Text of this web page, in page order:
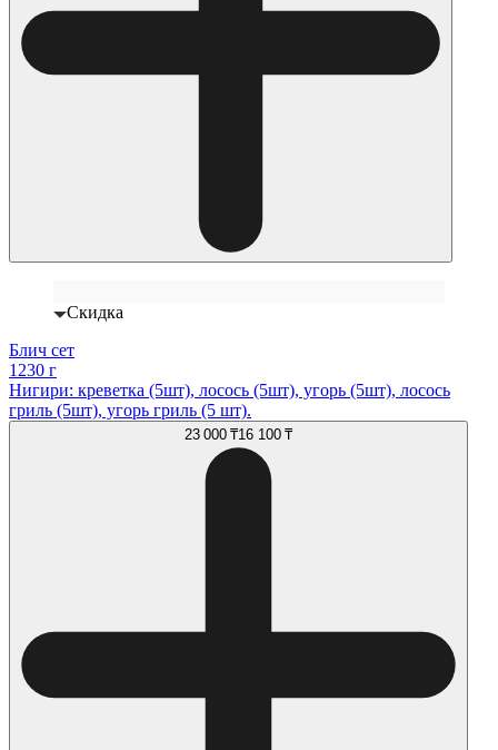
Скидка
Блич сет
1230 г
Нигири: креветка (5шт), лосось (5шт), угорь (5шт), лосось
гриль (5шт), угорь гриль (5 шт).
23 000 ₸16 100 ₸